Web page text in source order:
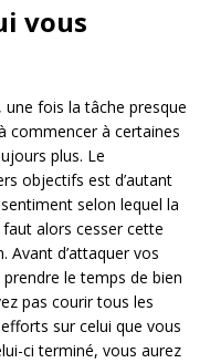
vous
fois la tâche presque
commencer à certaines
plus. Le
objectifs est d’autant
selon lequel la
alors cesser cette
Avant d’attaquer vos
le temps de bien
pas courir tous les
sur celui que vous
ci terminé, vous aurez